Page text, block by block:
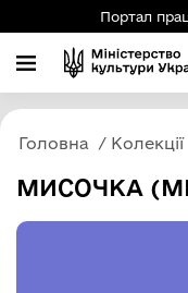
Портал
Головна Колекції
МИСОЧКА